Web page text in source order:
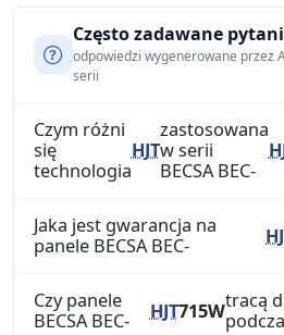
Często zadawane
odpowiedzi wygenerowane przez
serii
Czym różni
się
technologia
HJT
zastosowana
w serii
BECSA BEC-
Jaka jest gwarancja na
panele BECSA BEC-
Czy panele
BECSA BEC-
HJT715Wtracą